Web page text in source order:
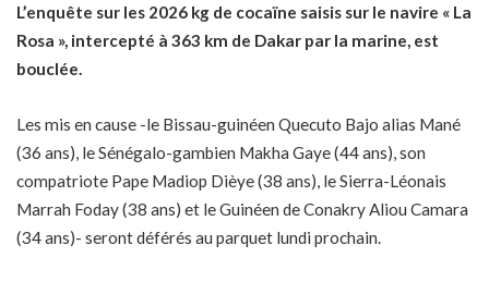
L’enquête sur les 2026 kg de cocaïne saisis sur le navire « La
Rosa », intercepté à 363 km de Dakar par la marine, est
bouclée.
Les mis en cause -le Bissau-guinéen Quecuto Bajo alias Mané
(36 ans), le Sénégalo-gambien Makha Gaye (44 ans), son
compatriote Pape Madiop Dièye (38 ans), le Sierra-Léonais
Marrah Foday (38 ans) et le Guinéen de Conakry Aliou Camara
(34 ans)- seront déférés au parquet lundi prochain.